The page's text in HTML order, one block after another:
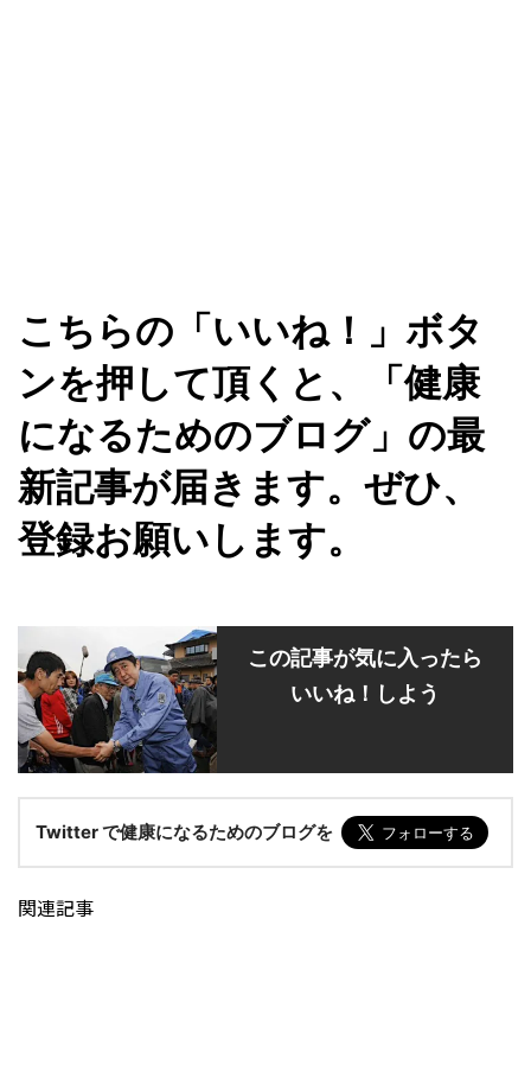
こちらの「いいね！」ボタ
ンを押して頂くと、「健康
になるためのブログ」の最
新記事が届きます。ぜひ、
登録お願いします。
この記事が気に入ったら
いいね！しよう
Twitter で健康になるためのブログを
関連記事